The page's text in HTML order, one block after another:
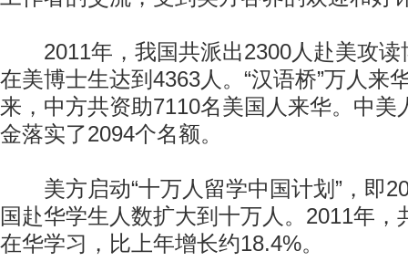
2011年，我国共派出2300人赴美攻读
在美博士生达到4363人。“汉语桥”万人来
来，中方共资助7110名美国人来华。中美
金落实了2094个名额。
美方启动“十万人留学中国计划”，即
国赴华学生人数扩大到十万人。2011年，
在华学习，比上年增长约18.4%。